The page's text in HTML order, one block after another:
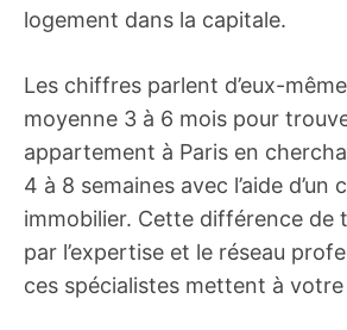
logement dans la capitale.
Les chiffres parlent d’eux-
moyenne 3 à 6 mois pour
appartement à Paris en
4 à 8 semaines avec l’aide d’un
immobilier. Cette différence de
par l’expertise et le réseau
ces spécialistes mettent à votre